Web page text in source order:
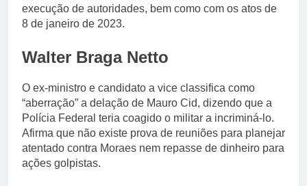
execução de autoridades, bem como com os atos de
8 de janeiro de 2023.
Walter Braga Netto
O ex-ministro e candidato a vice classifica como
“aberração” a delação de Mauro Cid, dizendo que a
Polícia Federal teria coagido o militar a incriminá-lo.
Afirma que não existe prova de reuniões para planejar
atentado contra Moraes nem repasse de dinheiro para
ações golpistas.